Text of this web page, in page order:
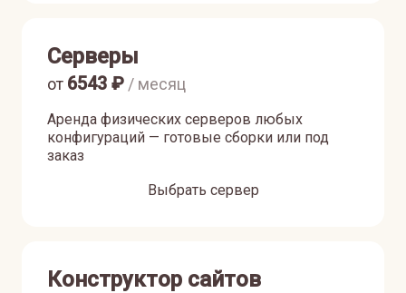
Серверы
Аренда физических серверов любых
конфигураций — готовые сборки или под
заказ
от 6543 ₽ / месяц
Выбрать сервер
Конструктор сайтов